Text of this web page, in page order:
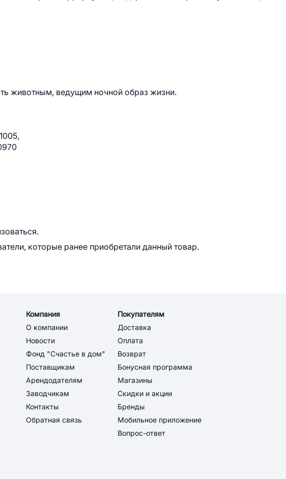
животным, ведущим ночной образ жизни.
которые ранее приобретали данный товар.
Компания
О компании
Новости
Фонд "Счастье в дом"
Поставщикам
Арендодателям
Заводчикам
Контакты
Обратная связь
Покупателям
Доставка
Оплата
Возврат
Бонусная программа
Магазины
Скидки и акции
Бренды
Мобильное приложение
Вопрос-ответ